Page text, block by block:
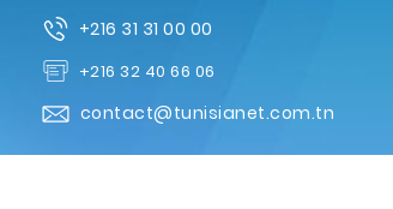
+216 31 31 00 00
+216 32 40 66 06
contact@tunisianet.com.tn